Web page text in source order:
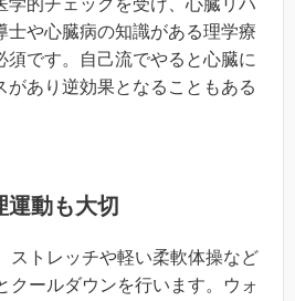
士や心臓病の知識がある理学療
須です。自己流でやると心臓に
があり逆効果となることもある
運動も大切
ストレッチや軽い柔軟体操など
クールダウンを行います。ウォ